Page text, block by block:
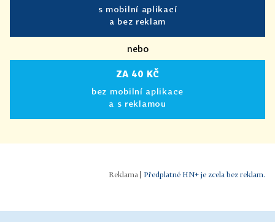
s mobilní aplikací
a bez reklam
nebo
ZA 40 KČ
bez mobilní aplikace
a s reklamou
Předplatné HN+ je zcela bez reklam.